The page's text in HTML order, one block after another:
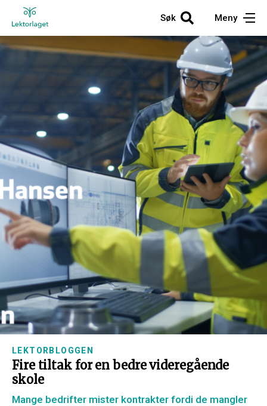
Søk Meny
LEKTORBLOGGEN
Fire tiltak for en bedre videregående
skole
Mange bedrifter mister kontrakter fordi de mangler